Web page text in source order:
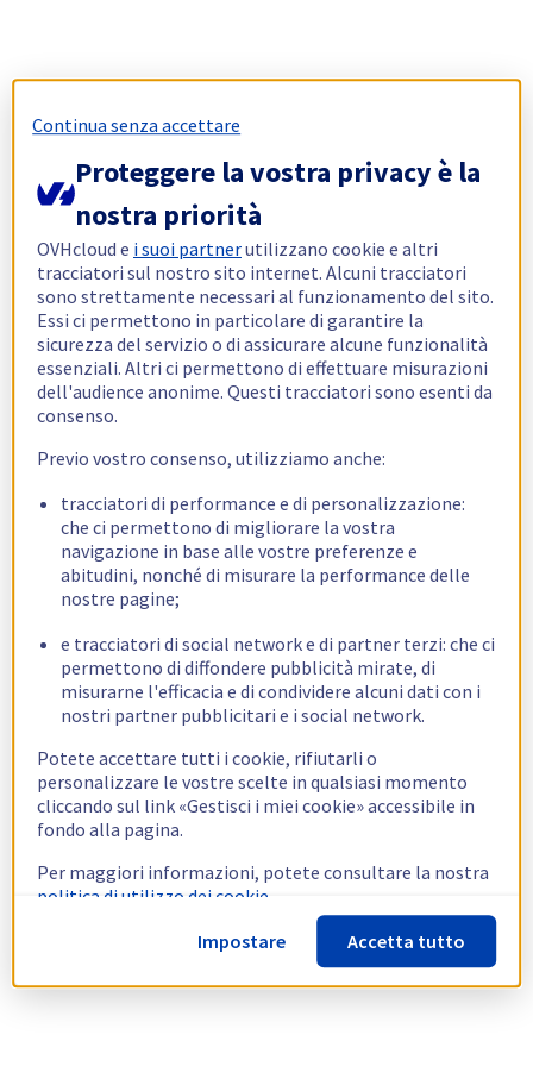
Continua senza accettare
Proteggere la vostra privacy è la
nostra priorità
OVHcloud e i suoi partnerutilizzano cookie e altri
tracciatori sul nostro sito internet. Alcuni tracciatori
sono strettamente necessari al funzionamento del sito.
Essi ci permettono in particolare di garantire la
sicurezza del servizio o di assicurare alcune funzionalità
essenziali. Altri ci permettono di effettuare misurazioni
dell'audience anonime. Questi tracciatori sono esenti da
consenso.
Previo vostro consenso, utilizziamo anche:
tracciatori di performance e di personalizzazione:
che ci permettono di migliorare la vostra
navigazione in base alle vostre preferenze e
abitudini, nonché di misurare la performance delle
nostre pagine;
e tracciatori di social network e di partner terzi: che ci
permettono di diffondere pubblicità mirate, di
misurarne l'efficacia e di condividere alcuni dati con i
nostri partner pubblicitari e i social network.
Potete accettare tutti i cookie, rifiutarli o
personalizzare le vostre scelte in qualsiasi momento
cliccando sul link «Gestisci i miei cookie» accessibile in
fondo alla pagina.
Per maggiori informazioni, potete consultare la nostra
politica di utilizzo dei cookie.
Impostare
Accetta tutto